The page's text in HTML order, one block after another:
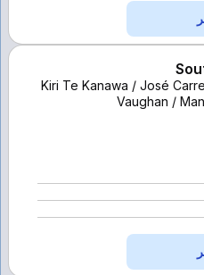
Kiri Te Kanawa / José
Vaughan /